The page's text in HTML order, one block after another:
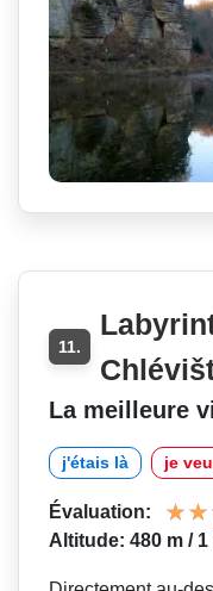
11.
La meilleure
j'étais là je
Évaluation:
Altitude: 480 m / 1